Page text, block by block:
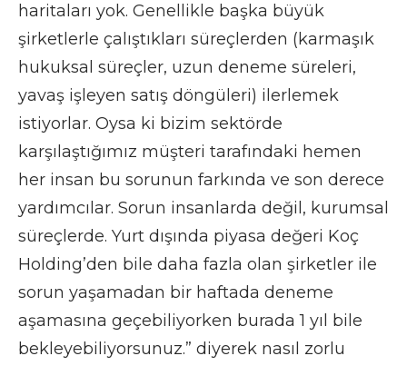
haritaları yok. Genellikle başka büyük
şirketlerle çalıştıkları süreçlerden (karmaşık
hukuksal süreçler, uzun deneme süreleri,
yavaş işleyen satış döngüleri) ilerlemek
istiyorlar. Oysa ki bizim sektörde
karşılaştığımız müşteri tarafındaki hemen
her insan bu sorunun farkında ve son derece
yardımcılar. Sorun insanlarda değil, kurumsal
süreçlerde. Yurt dışında piyasa değeri Koç
Holding’den bile daha fazla olan şirketler ile
sorun yaşamadan bir haftada deneme
aşamasına geçebiliyorken burada 1 yıl bile
bekleyebiliyorsunuz.” diyerek nasıl zorlu